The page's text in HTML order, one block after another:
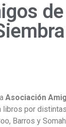
Asociación
libros por
Barros y